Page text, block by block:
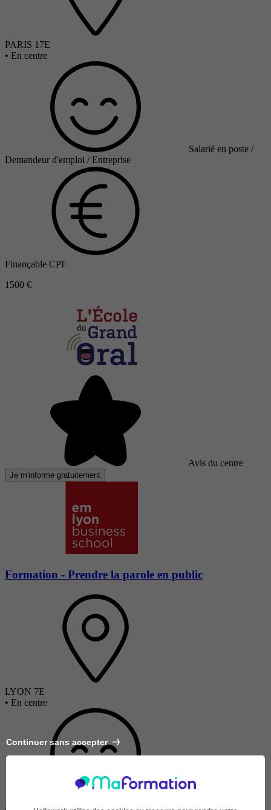
PARIS 17E
• En centre
Salarié en poste /
Demandeur d'emploi / Entreprise
Finançable CPF
1500 €
Avis du centre
Je m'informe gratuitement
Formation - Prendre la parole en public
LYON 7E
• En centre
Demandeur d'emploi / Entreprise
Continuer sans accepter